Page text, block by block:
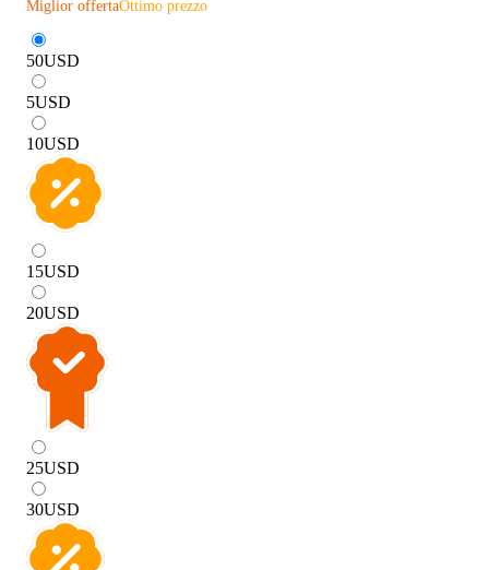
Miglior offertaOttimo prezzo
50USD
5USD
10USD
15USD
20USD
25USD
30USD